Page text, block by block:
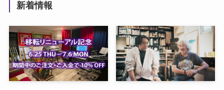
新着情報